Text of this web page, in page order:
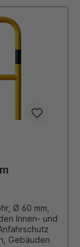
Ø 60 mm,
Gebäuden